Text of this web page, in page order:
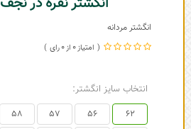
انگشتر مردانه
0
0
انتخاب سایز انگشتر:
62
56
57
58